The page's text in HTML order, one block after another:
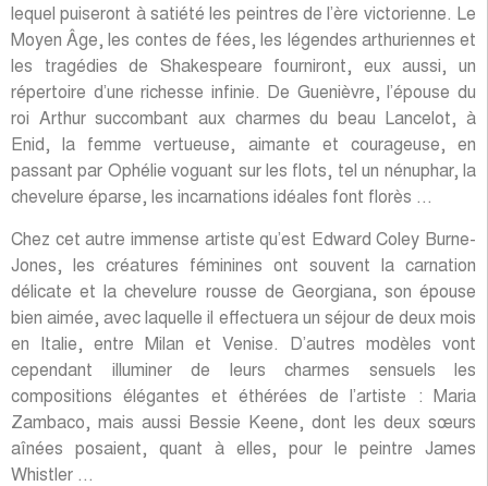
lequel puiseront à satiété les peintres de l’ère victorienne. Le
Moyen Âge, les contes de fées, les légendes arthuriennes et
les tragédies de Shakespeare fourniront, eux aussi, un
répertoire d’une richesse infinie. De Guenièvre, l’épouse du
roi Arthur succombant aux charmes du beau Lancelot, à
Enid, la femme vertueuse, aimante et courageuse, en
passant par Ophélie voguant sur les flots, tel un nénuphar, la
chevelure éparse, les incarnations idéales font florès …
Chez cet autre immense artiste qu’est Edward Coley Burne-
Jones, les créatures féminines ont souvent la carnation
délicate et la chevelure rousse de Georgiana, son épouse
bien aimée, avec laquelle il effectuera un séjour de deux mois
en Italie, entre Milan et Venise. D’autres modèles vont
cependant illuminer de leurs charmes sensuels les
compositions élégantes et éthérées de l’artiste : Maria
Zambaco, mais aussi Bessie Keene, dont les deux sœurs
aînées posaient, quant à elles, pour le peintre James
Whistler …